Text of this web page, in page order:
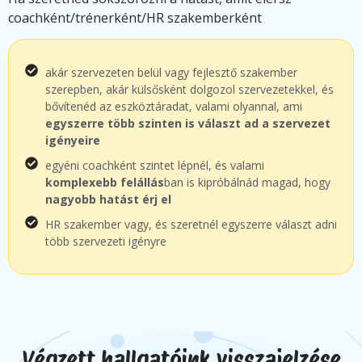
coachként/trénerként/HR szakemberként
akár szervezeten belül vagy fejlesztő szakember
szerepben, akár külsősként dolgozol szervezetekkel, és
bővítenéd az eszköztáradat, valami olyannal, ami
egyszerre több szinten is választ ad a szervezet
igényeire
egyéni coachként szintet lépnél, és valami
komplexebb felállásban is kipróbálnád magad, hogy
nagyobb hatást érj el
HR szakember vagy, és szeretnél egyszerre választ adni
több szervezeti igényre